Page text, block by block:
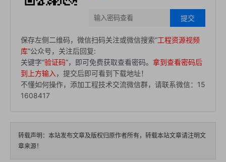
提交
保存左侧二维码，微信扫码关注或微信搜索“工程资源视频
库”公众号，关注后回复:
关键字“验证码”，即可免费获取查看密码。 拿到查看密码后
到上方输入 ，提交后即可看到下载地址！
不懂如何操作，添加工程技术交流微信群，请联系微信：15
1608417
转载声明：本站发布文章及版权归原作者所有，转载本站文章请注明文
章来源！